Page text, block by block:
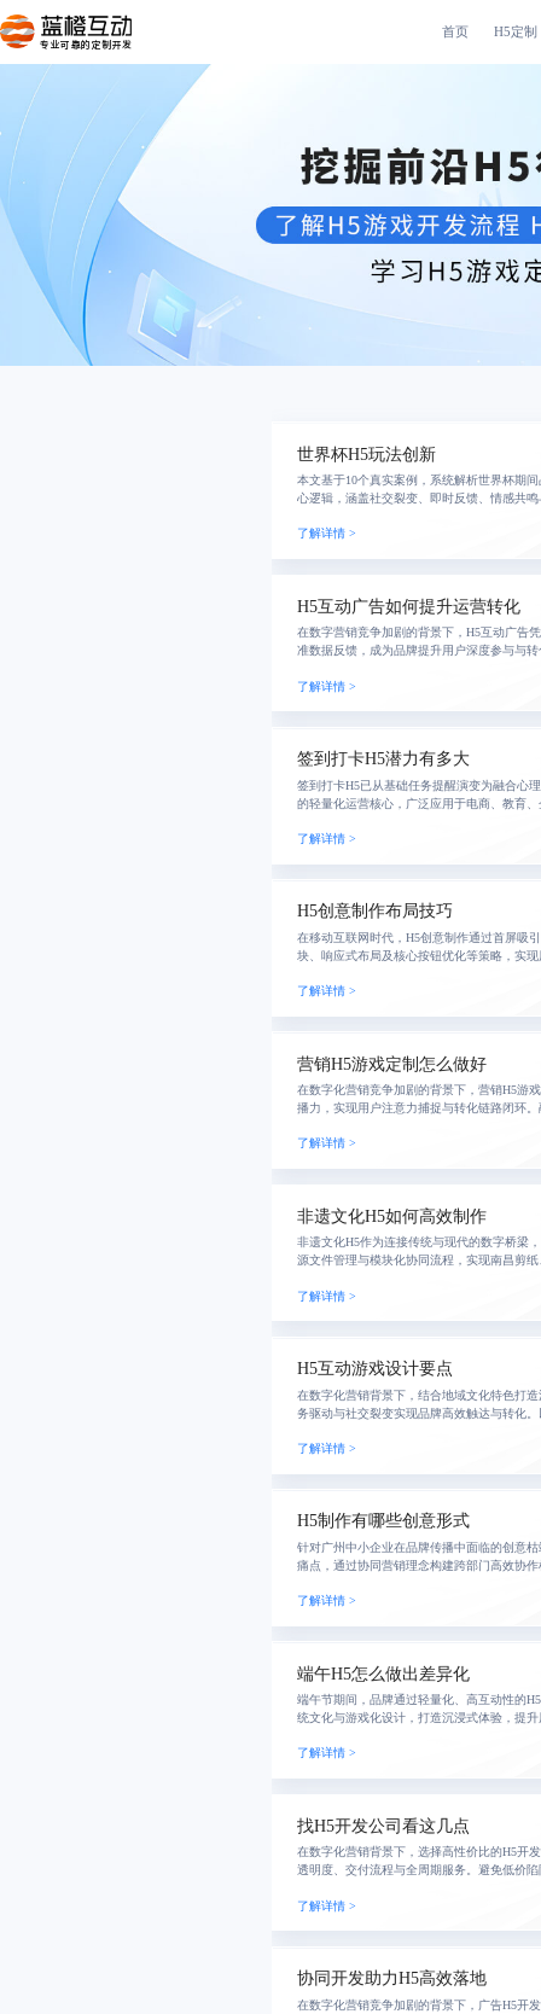
专业可靠的定制开发
首页 H5定制
世界杯H5玩法创新
本文基于10个真实案例，系统解析世界杯期
心逻辑，涵盖社交裂变、即时反馈、情感共
营销
了解详情 >
H5互动广告如何提升运营转化
在数字营销竞争加剧的背景下，H5互动广告
准数据反馈，成为品牌提升用户深度参与与
理。
了解详情 >
签到打卡H5潜力有多大
签到打卡H5已从基础任务提醒演变为融合心
的轻量化运营核心，广泛应用于电商、教育
了解详情 >
H5创意制作布局技巧
在移动互联网时代，H5创意制作通过首屏吸
块、响应式布局及核心按钮优化等策略，实
达目标
了解详情 >
营销H5游戏定制怎么做好
在数字化营销竞争加剧的背景下，营销H5游
播力，实现用户注意力捕捉与转化链路闭环
广、会
了解详情 >
非遗文化H5如何高效制作
非遗文化H5作为连接传统与现代的数字桥梁
源文件管理与模块化协同流程，实现南昌剪
转型。
了解详情 >
H5互动游戏设计要点
在数字化营销背景下，结合地域文化特色打
务驱动与社交裂变实现品牌高效触达与转化
户参与感
了解详情 >
H5制作有哪些创意形式
针对广州中小企业在品牌传播中面临的创意
痛点，通过协同营销理念构建跨部门高效协
了解详情 >
端午H5怎么做出差异化
端午节期间，品牌通过轻量化、高互动性的
统文化与游戏化设计，打造沉浸式体验，提
用户运
了解详情 >
找H5开发公司看这几点
在数字化营销背景下，选择高性价比的H5开
透明度、交付流程与全周期服务。避免低价
迭代能
了解详情 >
协同开发助力H5高效落地
在数字化营销竞争加剧的背景下，广告H5开